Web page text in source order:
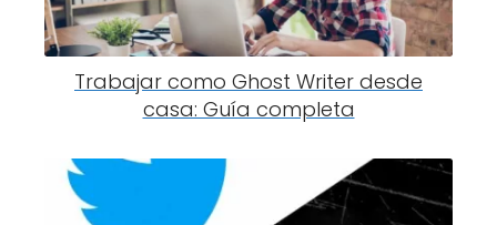
Trabajar como Ghost Writer desde
casa: Guía completa